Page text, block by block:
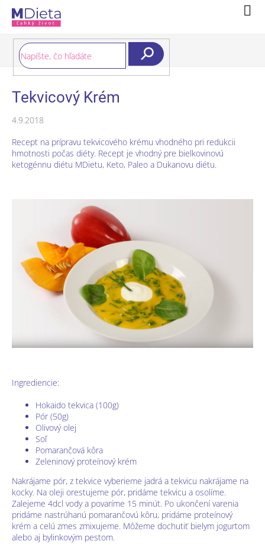
obsah
Tekvicový Krém
4.9.2018
Recept na prípravu tekvicového krému vhodného pri redukcii
hmotnosti počas diéty. Recept je vhodný pre bielkovinovú
ketogénnu diétu MDietu, Keto, Paleo a Dukanovu diétu.
Ingrediencie:
Hokaido tekvica (100g)
Pór (50g)
Olivový olej
Soľ
Pomarančová kôra
Zeleninový proteínový krém
Nakrájame pór, z tekvice vyberieme jadrá a tekvicu nakrájame na
kocky. Na oleji orestujeme pór, pridáme tekvicu a osolíme.
Zalejeme 4dcl vody a povaríme 15 minút. Po ukončení varenia
pridáme nastrúhanú pomarančovú kôru, pridáme proteínový
krém a celú zmes zmixujeme. Môžeme dochutiť bielym jogurtom
alebo aj bylinkovým pestom.